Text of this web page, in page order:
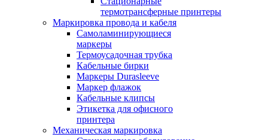
термотрансферные принтеры
Маркировка провода и кабеля
Самоламинирующиеся
маркеры
Термоусадочная трубка
Кабельные бирки
Маркеры Durasleeve
Маркер флажок
Кабельные клипсы
Этикетка для офисного
принтера
Механическая маркировка